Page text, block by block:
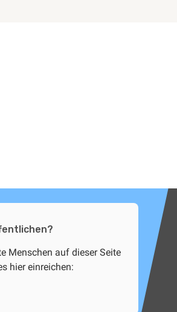
Menschen auf dieser Seite
hier einreichen: